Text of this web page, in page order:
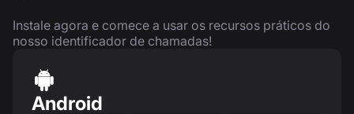
Instale agora e comece a usar os recursos práticos do
nosso identificador de chamadas!
Android